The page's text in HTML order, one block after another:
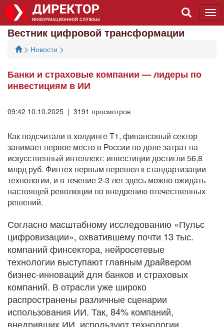
Вестник цифровой трансформации
> Новости >
Банки и страховые компании — лидеры по
инвестициям в ИИ
09:42 10.10.2025 | 3191 просмотров
Как подсчитали в холдинге Т1, финансовый сектор
занимает первое место в России по доле затрат на
искусственный интеллект: инвестиции достигли 56,8
млрд руб. Финтех первым перешел к стандартизации
технологии, и в течение 2-3 лет здесь можно ожидать
настоящей революции по внедрению отечественных
решений.
Согласно масштабному исследованию «Пульс
цифровизации», охватившему почти 13 тыс.
компаний финсектора, нейросетевые
технологии выступают главным драйвером
бизнес-инноваций для банков и страховых
компаний. В отрасли уже широко
распространены различные сценарии
использования ИИ. Так, 84% компаний,
внедривших ИИ, используют технологии